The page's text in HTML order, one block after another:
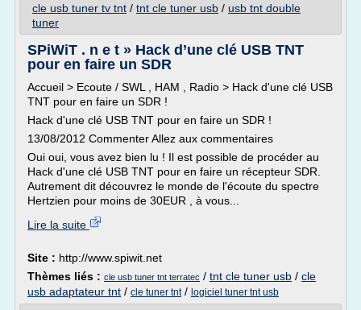
cle usb tuner tv tnt / tnt cle tuner usb / usb tnt double
tuner
SPiWiT . n e t » Hack d’une clé USB TNT
pour en faire un SDR
Accueil > Ecoute / SWL , HAM , Radio > Hack d'une clé USB
TNT pour en faire un SDR !
Hack d'une clé USB TNT pour en faire un SDR !
13/08/2012 Commenter Allez aux commentaires
Oui oui, vous avez bien lu ! Il est possible de procéder au
Hack d'une clé USB TNT pour en faire un récepteur SDR.
Autrement dit découvrez le monde de l'écoute du spectre
Hertzien pour moins de 30EUR , à vous...
Lire la suite
Site : http://www.spiwit.net
Thèmes liés : cle usb tuner tnt terratec / tnt cle tuner usb / cle
usb adaptateur tnt / cle tuner tnt/ logiciel tuner tnt usb